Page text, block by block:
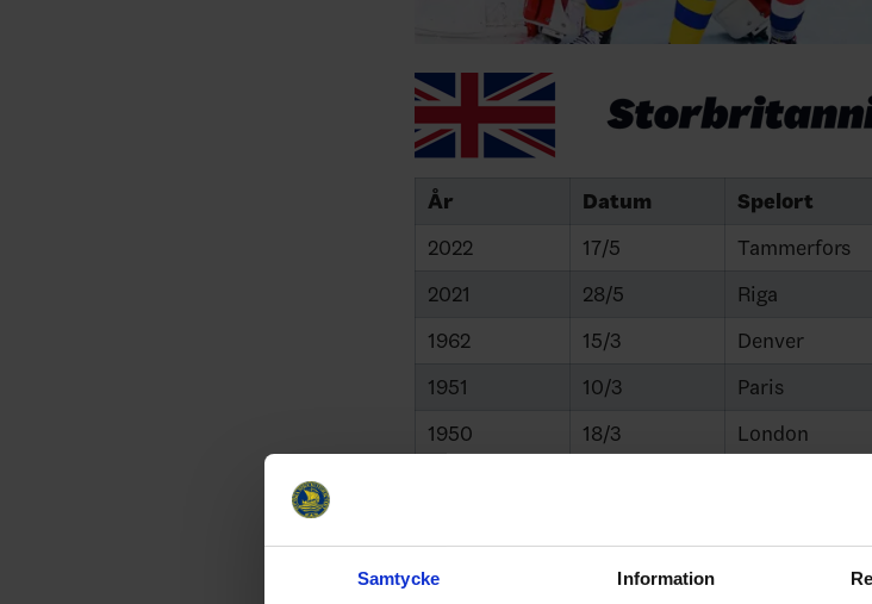
Samtycke Information
År Datum Spelort
2022
17/5 Tammerfors
2021
28/5 Riga
1962
15/3 Denver
1951
10/3 Paris
1950
18/3 London
1936